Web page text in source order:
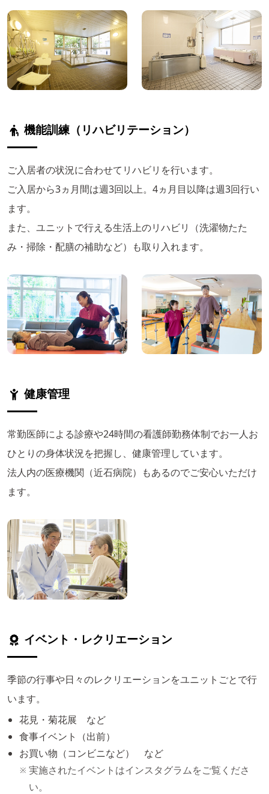
機能訓練（リハビリテーション）
ご入居者の状況に合わせてリハビリを行います。
ご入居から3ヵ月間は週3回以上。4ヵ月目以降は週3回行い
ます。
また、ユニットで行える生活上のリハビリ（洗濯物たた
み・掃除・配膳の補助など）も取り入れます。
健康管理
常勤医師による診療や24時間の看護師勤務体制でお一人お
ひとりの身体状況を把握し、健康管理しています。
法人内の医療機関（近石病院）もあるのでご安心いただけ
ます。
イベント・レクリエーション
季節の行事や日々のレクリエーションをユニットごとで行
います。
花見・菊花展 など
食事イベント（出前）
お買い物（コンビニなど） など
実施されたイベントはインスタグラムをご覧くださ
い。